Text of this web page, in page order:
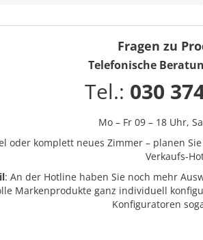
Fragen zu
Telefonische
Tel.: 030
Mo – Fr 09 – 18 Uhr,
oder komplett neues Zimmer – planen
Verkaufs-
: An der Hotline haben Sie noch mehr
Markenprodukte ganz individuell
Konfiguratoren